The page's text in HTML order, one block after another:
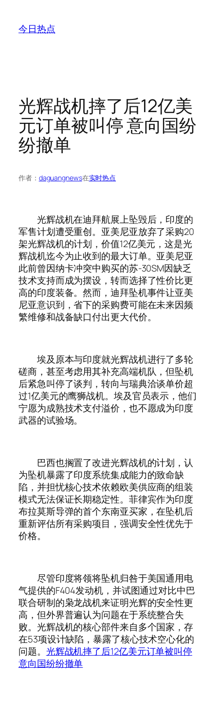
今日热点
光辉战机摔了后12亿美
元订单被叫停 意向国纷
纷撤单
作者： daguangnews在实时热点
光辉战机在迪拜航展上坠毁后，印度的
军售计划遭受重创。亚美尼亚放弃了采购20
架光辉战机的计划，价值12亿美元，这是光
辉战机迄今为止收到的最大订单。亚美尼亚
此前曾因纳卡冲突中购买的苏-30SM因缺乏
技术支持而成为摆设，转而选择了性价比更
高的印度装备。然而，迪拜坠机事件让亚美
尼亚意识到，省下的采购费可能在未来因频
繁维修和战备缺口付出更大代价。
埃及原本与印度就光辉战机进行了多轮
磋商，甚至考虑用其补充高端机队，但坠机
后紧急叫停了谈判，转向与瑞典洽谈单价超
过1亿美元的鹰狮战机。埃及官员表示，他们
宁愿为成熟技术支付溢价，也不愿成为印度
武器的试验场。
巴西也搁置了改进光辉战机的计划，认
为坠机暴露了印度系统集成能力的致命缺
陷，并担忧核心技术依赖欧美供应商的组装
模式无法保证长期稳定性。菲律宾作为印度
布拉莫斯导弹的首个东南亚买家，在坠机后
重新评估所有采购项目，强调安全性优先于
价格。
尽管印度将领将坠机归咎于美国通用电
气提供的F404发动机，并试图通过对比中巴
联合研制的枭龙战机来证明光辉的安全性更
高，但外界普遍认为问题在于系统整合失
败。光辉战机的核心部件来自多个国家，存
在53项设计缺陷，暴露了核心技术空心化的
问题。 光辉战机摔了后12亿美元订单被叫停
意向国纷纷撤单